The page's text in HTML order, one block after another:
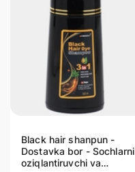
Black hair shanpun -
Dostavka bor - Sochlarni
oziqlantiruvchi va